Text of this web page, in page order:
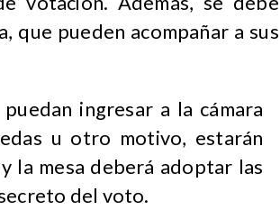
que pueden acompañar a sus
ingresar a la cámara
u otro motivo, estarán
la mesa deberá adoptar las
del voto.